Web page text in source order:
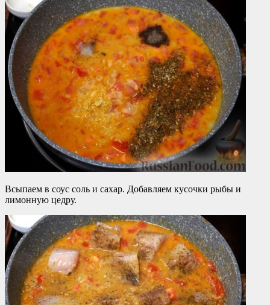
Всыпаем в соус соль и сахар. Добавляем кусочки рыбы и
лимонную цедру.